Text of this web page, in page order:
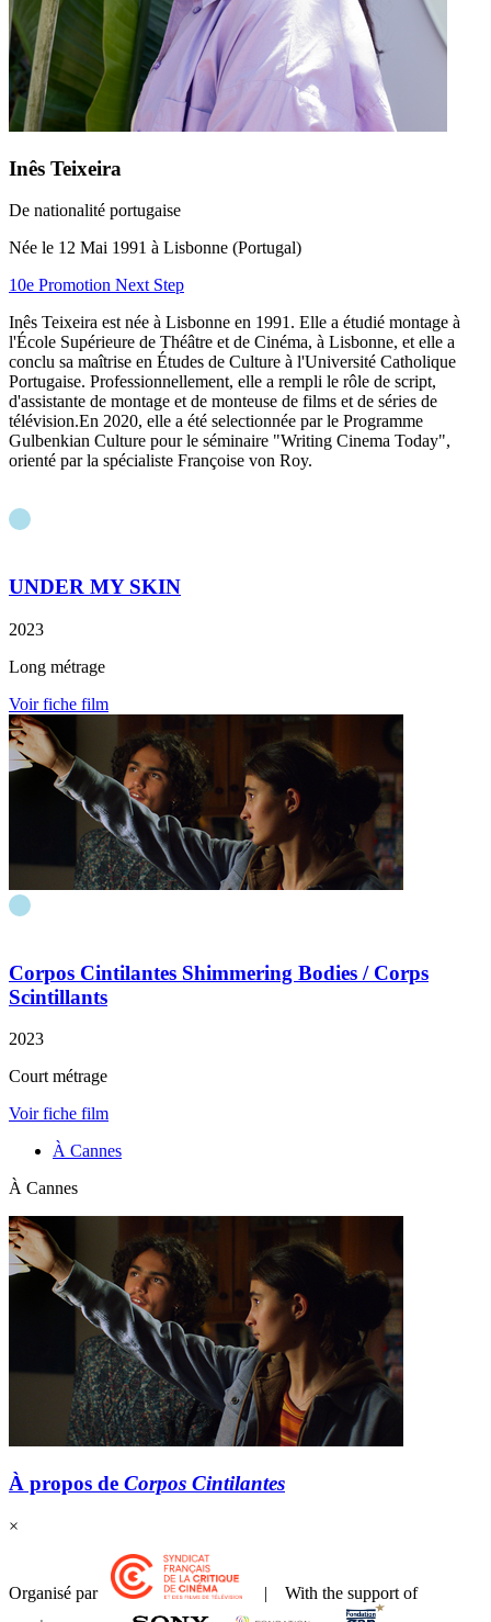
Inês Teixeira
De nationalité portugaise
Née le 12 Mai 1991 à Lisbonne (Portugal)
10e Promotion Next Step
Inês Teixeira est née à Lisbonne en 1991. Elle a étudié montage à
l'École Supérieure de Théâtre et de Cinéma, à Lisbonne, et elle a
conclu sa maîtrise en Études de Culture à l'Université Catholique
Portugaise. Professionnellement, elle a rempli le rôle de script,
d'assistante de montage et de monteuse de films et de séries de
télévision.En 2020, elle a été selectionnée par le Programme
Gulbenkian Culture pour le séminaire "Writing Cinema Today",
orienté par la spécialiste Françoise von Roy.
UNDER MY SKIN
2023
Long métrage
Voir fiche film
Corpos Cintilantes Shimmering Bodies / Corps
Scintillants
2023
Court métrage
Voir fiche film
À Cannes
À Cannes
À propos de Corpos Cintilantes
×
Organisé par | With the support of